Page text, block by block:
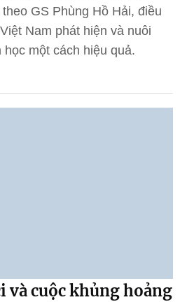
GS Phùng Hồ Hải, điều
Nam phát hiện và nuôi
một cách hiệu quả.
và cuộc khủng hoảng